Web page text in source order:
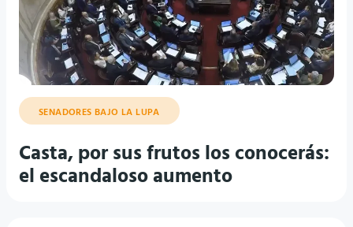
SENADORES BAJO LA LUPA
Casta, por sus frutos los conocerás:
el escandaloso aumento